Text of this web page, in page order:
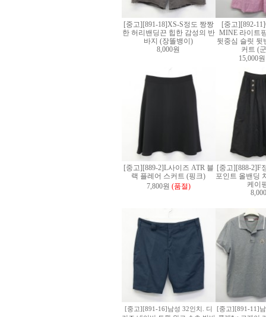
[중고][891-18]XS-S정도 짱짱
한 허리밴딩끈 힙한 감성의 반
바지 (장똘뱅이)
8,000원
[중고][892-
MINE 라이트
뒷중심 슬릿 뒷
커트 (
15,000원
[중고][889-2]L사이즈 ATR 블
랙 플레어 스커트 (핑크)
7,800원 (품절)
[중고][888-2]F
포인트 올밴딩
케이
[중고][891-16]남성 32인치. 디
[중고][891-11]